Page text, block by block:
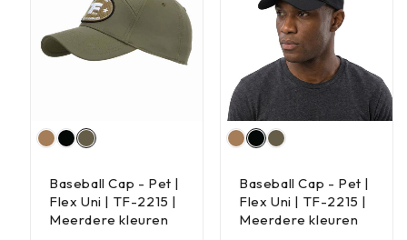
Baseball Cap - Pet |
Flex Uni | TF-2215 |
Meerdere kleuren
Baseball Cap - Pet |
Flex Uni | TF-2215 |
Meerdere kleuren